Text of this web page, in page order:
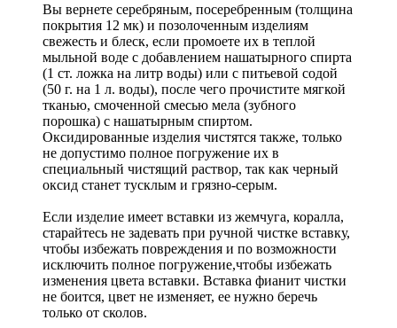
Вы вернете серебряным, посеребренным (толщина
покрытия 12 мк) и позолоченным изделиям
свежесть и блеск, если промоете их в теплой
мыльной воде с добавлением нашатырного спирта
(1 ст. ложка на литр воды) или с питьевой содой
(50 г. на 1 л. воды), после чего прочистите мягкой
тканью, смоченной смесью мела (зубного
порошка) с нашатырным спиртом.
Оксидированные изделия чистятся также, только
не допустимо полное погружение их в
специальный чистящий раствор, так как черный
оксид станет тусклым и грязно-серым.
Если изделие имеет вставки из жемчуга, коралла,
старайтесь не задевать при ручной чистке вставку,
чтобы избежать повреждения и по возможности
исключить полное погружение,чтобы избежать
изменения цвета вставки. Вставка фианит чистки
не боится, цвет не изменяет, ее нужно беречь
только от сколов.